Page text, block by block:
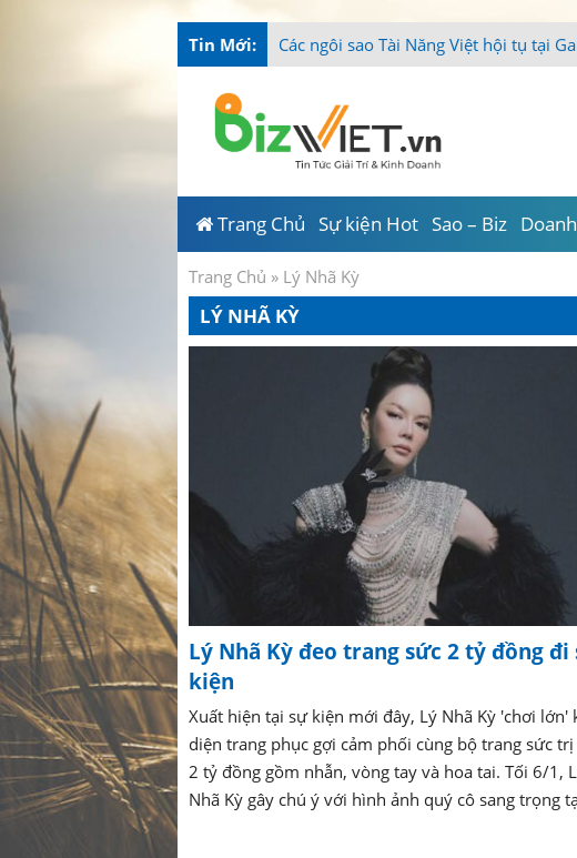
Tin Mới: -
Trang Chủ Sự kiện Hot Sao – Biz
Trang Chủ » Lý Nhã Kỳ
LÝ NHÃ KỲ
Lý Nhã Kỳ đeo trang sức 2 tỷ đồng đi
kiện
Xuất hiện tại sự kiện mới đây, Lý Nhã Kỳ 'chơi lớn'
diện trang phục gợi cảm phối cùng bộ trang sức trị
2 tỷ đồng gồm nhẫn, vòng tay và hoa tai. Tối 6/1,
Nhã Kỳ gây chú ý với hình ảnh quý cô sang trọng